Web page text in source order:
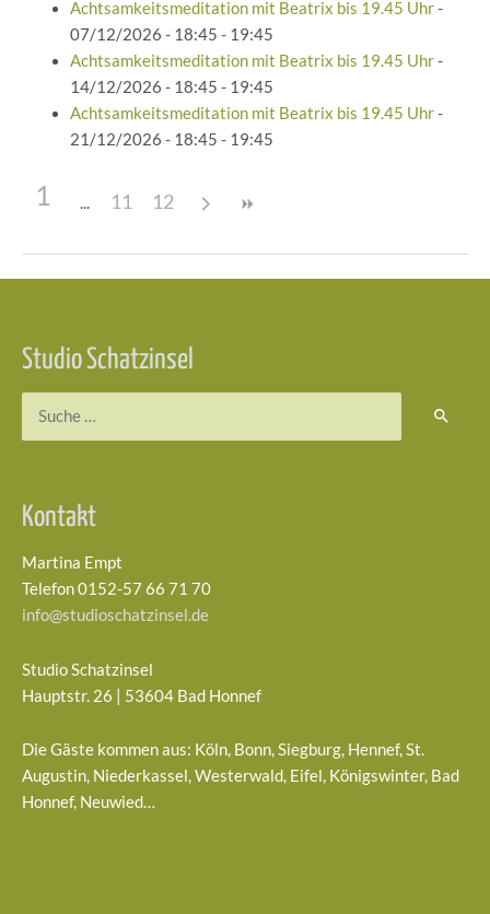
Achtsamkeitsmeditation mit Beatrix bis 19.45 Uhr-
07/12/2026 - 18:45 - 19:45
Achtsamkeitsmeditation mit Beatrix bis 19.45 Uhr-
14/12/2026 - 18:45 - 19:45
Achtsamkeitsmeditation mit Beatrix bis 19.45 Uhr-
21/12/2026 - 18:45 - 19:45
1 11 12
Studio Schatzinsel
Kontakt
Martina Empt
Telefon 0152-57 66 71 70
info@studioschatzinsel.de
Studio Schatzinsel
Hauptstr. 26 | 53604 Bad Honnef
Die Gäste kommen aus: Köln, Bonn, Siegburg, Hennef, St.
Augustin, Niederkassel, Westerwald, Eifel, Königswinter, Bad
Honnef, Neuwied…